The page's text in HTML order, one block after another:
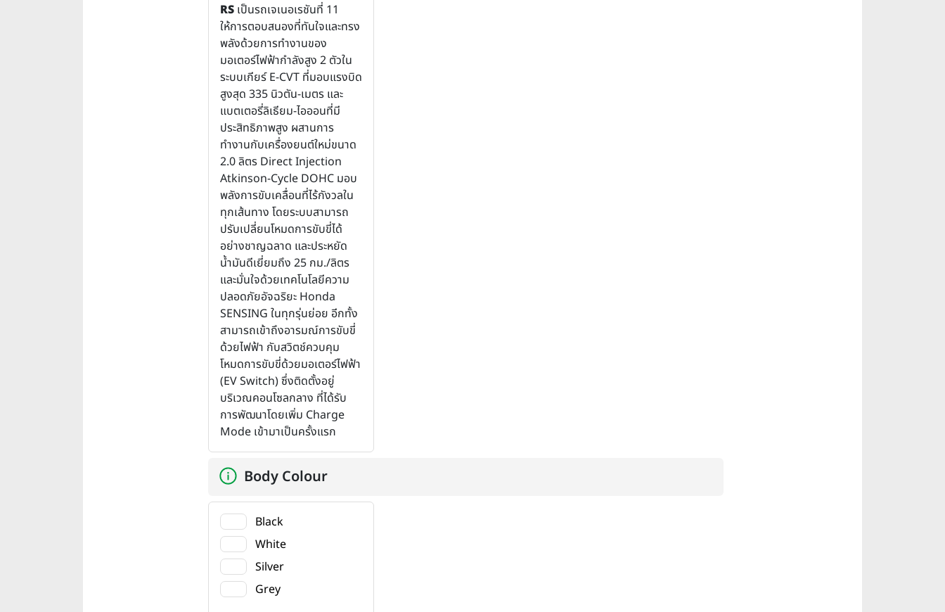
RS เป็นรถเจเนอเรชันที่ 11
ให้การตอบสนองที่ทันใจและทรง
พลังด้วยการทำงานของ
มอเตอร์ไฟฟ้ากำลังสูง 2 ตัวใน
ระบบเกียร์ E-CVT ที่มอบแรงบิด
สูงสุด 335 นิวตัน-เมตร และ
แบตเตอรี่ลิเธียม-ไอออนที่มี
ประสิทธิภาพสูง ผสานการ
ทำงานกับเครื่องยนต์ใหม่ขนาด
2.0 ลิตร Direct Injection
Atkinson-Cycle DOHC มอบ
พลังการขับเคลื่อนที่ไร้กังวลใน
ทุกเส้นทาง โดยระบบสามารถ
ปรับเปลี่ยนโหมดการขับขี่ได้
อย่างชาญฉลาด และประหยัด
น้ำมันดีเยี่ยมถึง 25 กม./ลิตร
และมั่นใจด้วยเทคโนโลยีความ
ปลอดภัยอัจฉริยะ Honda
SENSING ในทุกรุ่นย่อย อีกทั้ง
สามารถเข้าถึงอารมณ์การขับขี่
ด้วยไฟฟ้า กับสวิตช์ควบคุม
โหมดการขับขี่ด้วยมอเตอร์ไฟฟ้า
(EV Switch) ซึ่งติดตั้งอยู่
บริเวณคอนโซลกลาง ที่ได้รับ
การพัฒนาโดยเพิ่ม Charge
Mode เข้ามาเป็นครั้งแรก
Body Colour
Black
White
Silver
Grey